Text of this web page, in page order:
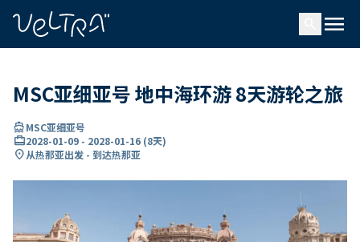
menu
MSC亚细亚号 地中海环游 8天游轮之旅
directions_boatMSC亚细亚号
card_travel2028-01-09 - 2028-01-16 (8天)
location_on从热那亚出发 - 到达热那亚